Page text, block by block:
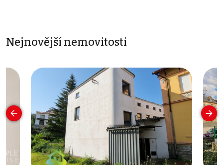
Nejnovější nemovitosti